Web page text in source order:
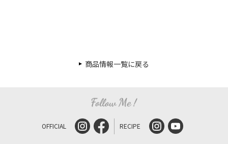
商品情報一覧に戻る
OFFICIAL RECIPE